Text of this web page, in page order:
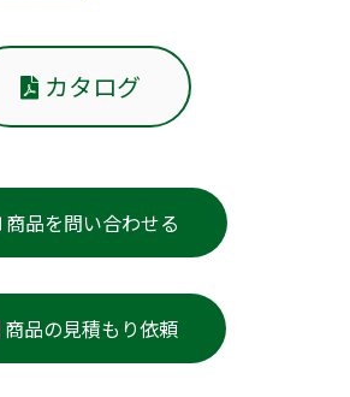
カタログ
商品を問い合わせる
商品の見積もり依頼